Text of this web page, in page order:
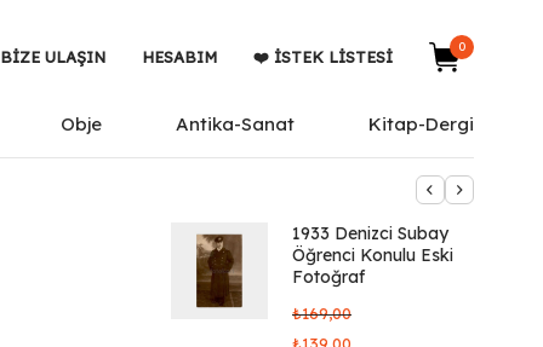
BIZE ULAŞIN HESABIM ❤️ İSTEK LISTESI
0
Obje Antika-Sanat Kitap-Dergi
1933 Denizci Subay
Öğrenci Konulu Eski
Fotoğraf
₺169,00